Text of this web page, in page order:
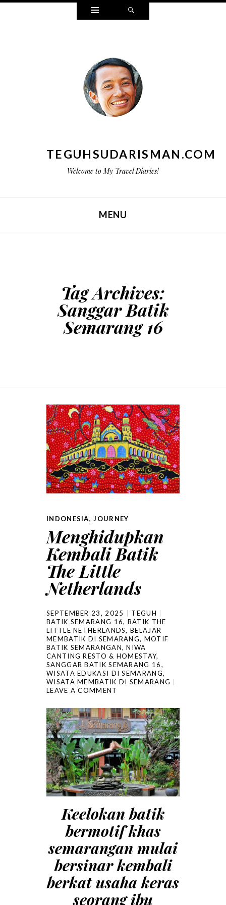
Widgets
TEGUHSUDARISMAN.COM
Welcome to My Travel Diaries!
MENU
Tag Archives:
Sanggar Batik
Semarang 16
INDONESIA,JOURNEY
Menghidupkan
Kembali Batik
The Little
Netherlands
SEPTEMBER 23, 2025
TEGUH
BATIK SEMARANG 16, BATIK THE
LITTLE NETHERLANDS,BELAJAR
MEMBATIK DI SEMARANG, MOTIF
BATIK SEMARANGAN,NIWA
CANTING RESTO & HOMESTAY,
SANGGAR BATIK SEMARANG 16,
WISATA EDUKASI DI SEMARANG,
WISATA MEMBATIK DI SEMARANG
LEAVE A COMMENT
Keelokan batik
bermotif khas
semarangan mulai
bersinar kembali
berkat usaha keras
seorang ibu